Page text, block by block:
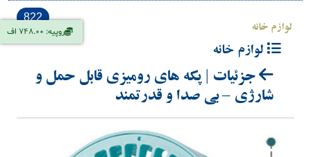
روپیه: 748.00 اف
822
لوازم خانه
لوازم خانه
جزئیات | پکه های رومیزی قابل حمل و
شارژی – بی صدا و قدرتمند